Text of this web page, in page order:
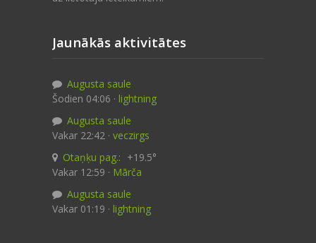
Jaunākās aktivitātes
Augusta saule
Šodien 04:06 · lightning
Augusta saule
Vakar 22:42 · veczirgs
Otaņķu pag.: +19.5°
Vakar 12:59 · Mārča
Augusta saule
Vakar 01:19 · lightning